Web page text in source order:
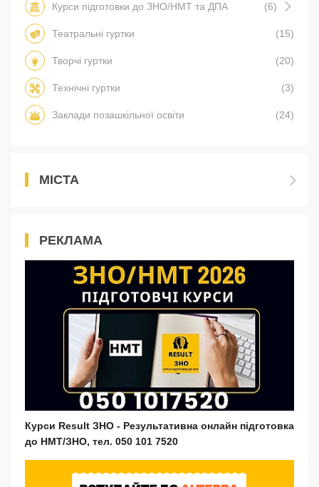
Курси підготовки до ЗНО/НМТ та ДПА (6)
Театральні гуртки (15)
Творчі гуртки (20)
Технічні гуртки (3)
Заклади позашкільної освіти (24)
МІСТА
РЕКЛАМА
Курси Result ЗНО - Результативна онлайн підготовка
до НМТ/ЗНО, тел. 050 101 7520